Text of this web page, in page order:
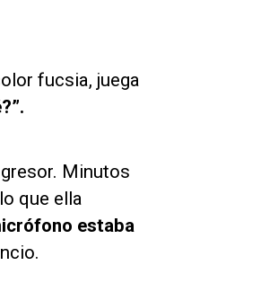
fucsia, juega
Minutos
que ella
estaba